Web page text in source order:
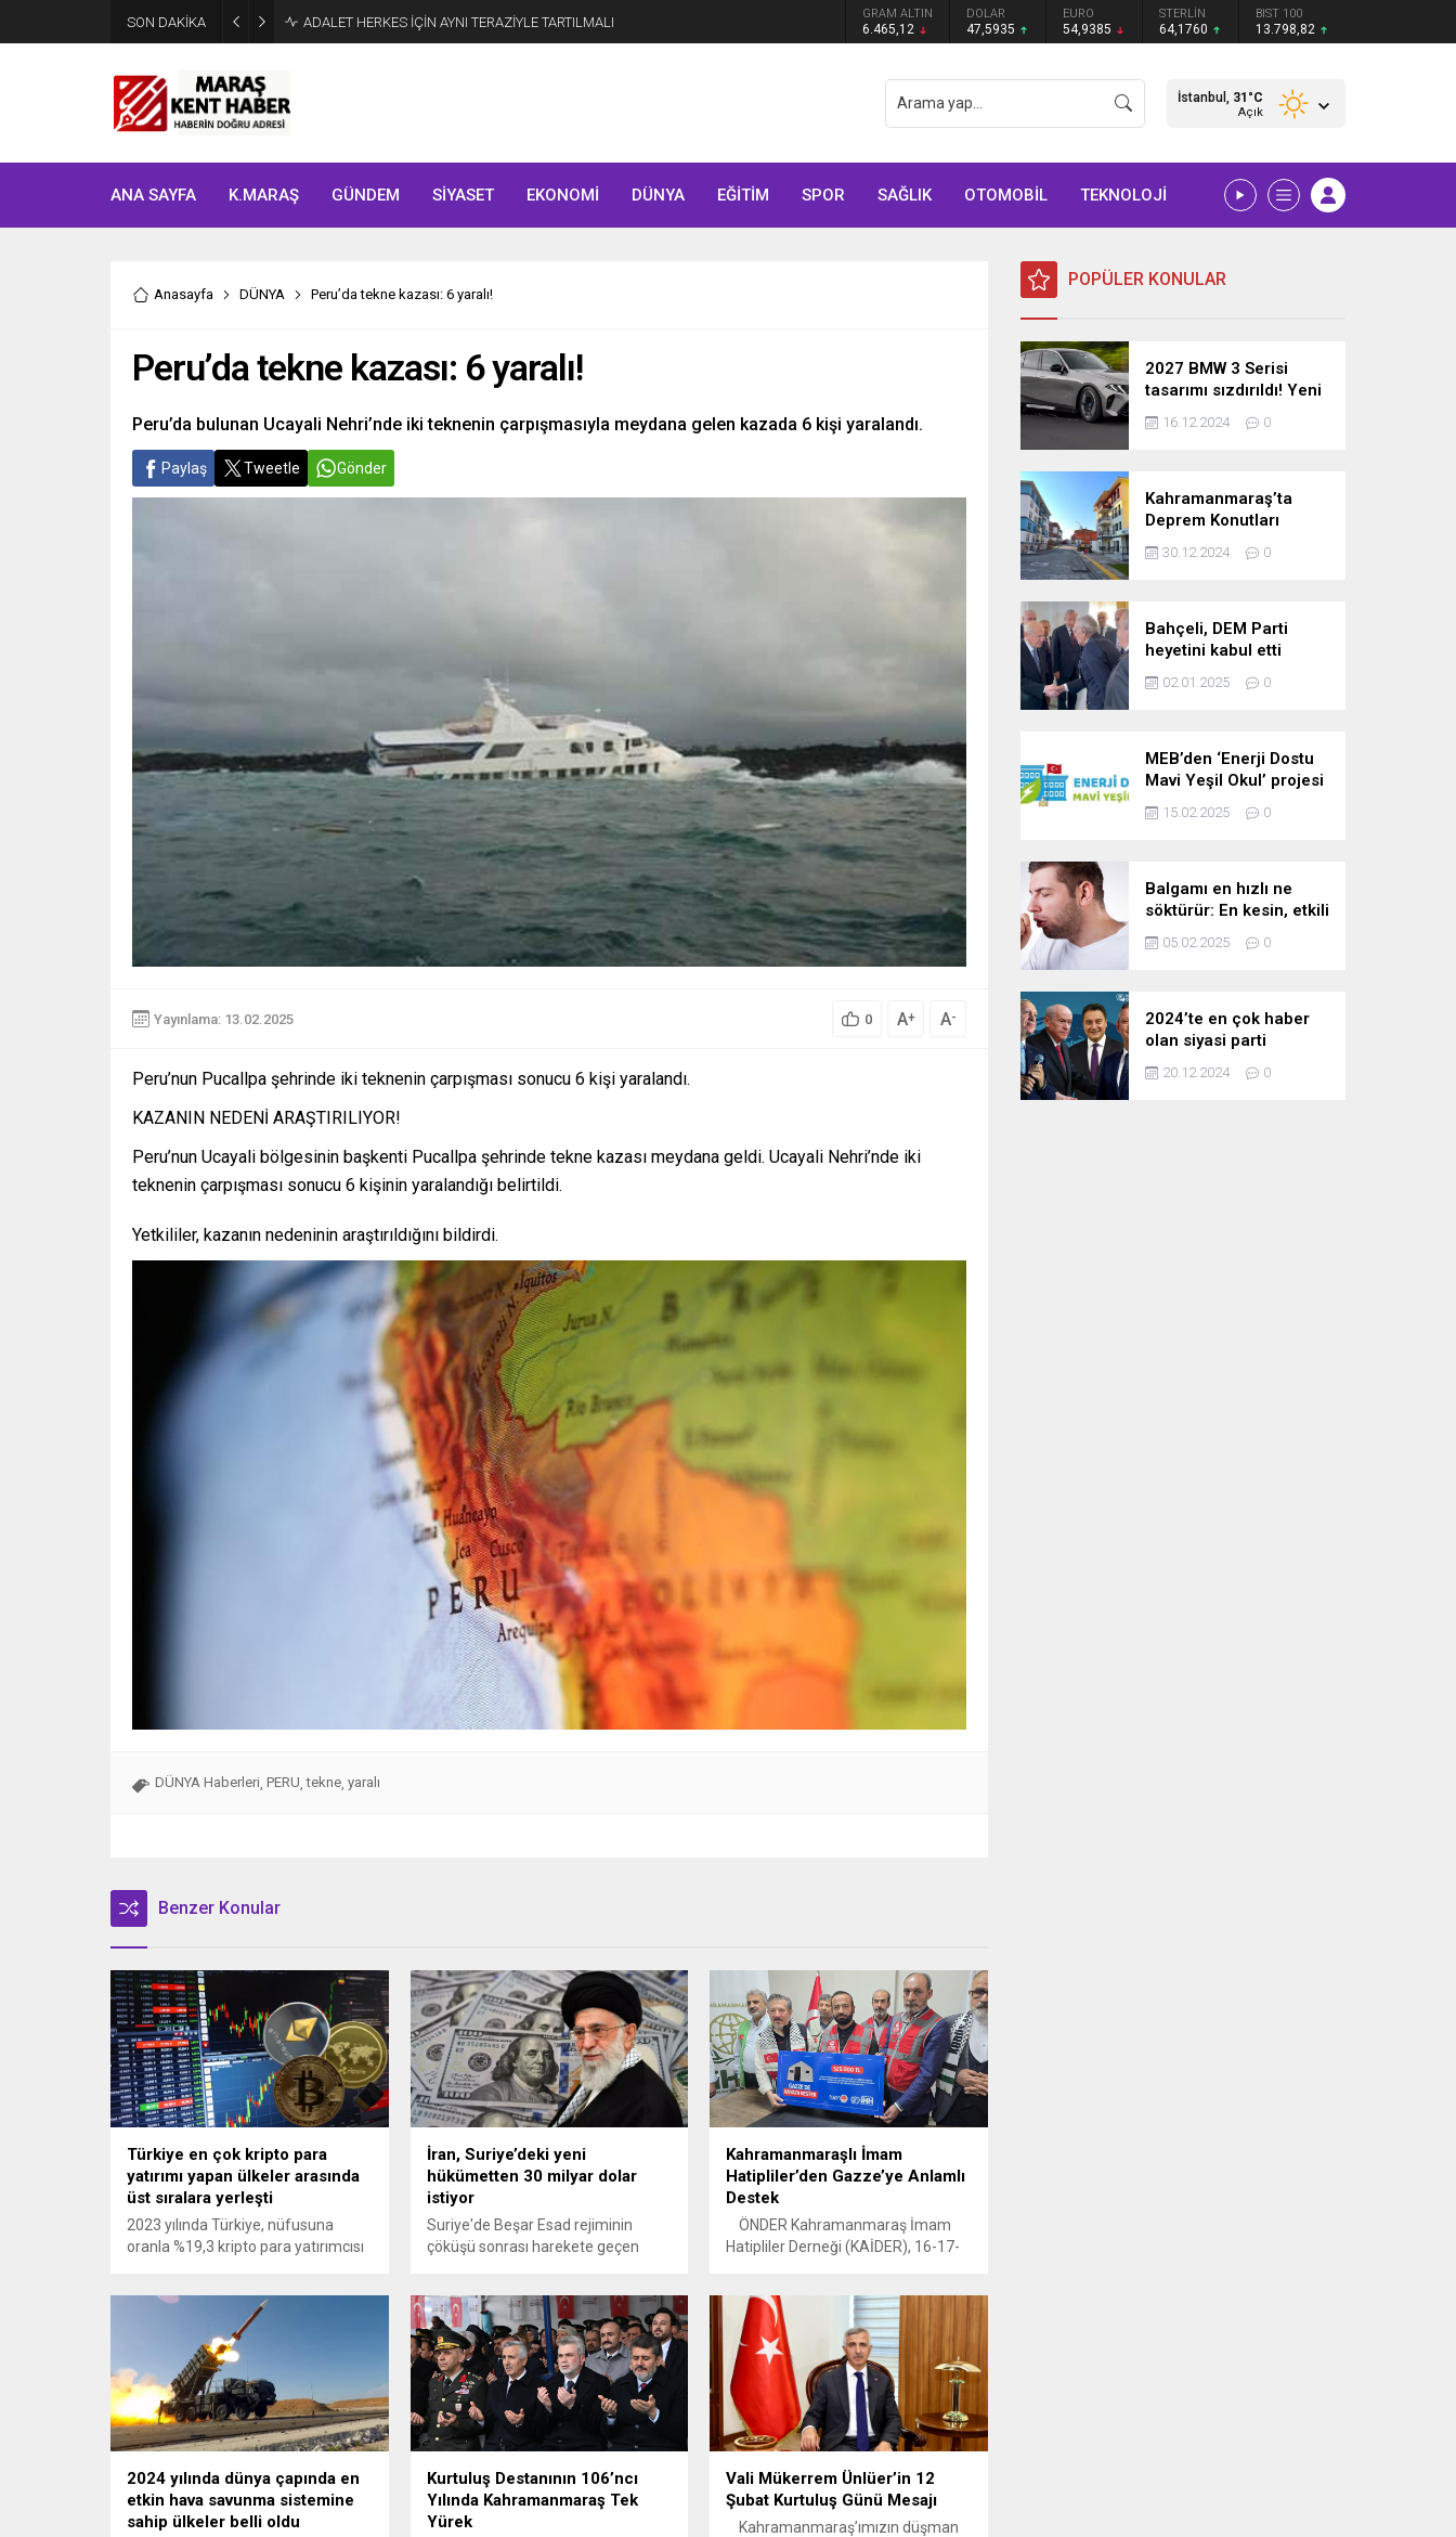
SON DAKİKA Tahliye Kararı Sonrası Kahramanmaraş’ta Tek Soru: Diğerleri neden İçeride? GRAM ALTIN
6.465,12
DOLAR
47,5935
EURO
54,9385
STERLİN
64,1760
BIST 100
13.798,82
İstanbul, 31 °C
Açık
ANA SAYFA K.MARAŞ GÜNDEM SİYASET EKONOMİ DÜNYA EĞİTİM SPOR SAĞLIK OTOMOBİL TEKNOLOJİ
Anasayfa DÜNYA Peru’da tekne kazası: 6 yaralı!
Peru’da tekne kazası: 6 yaralı!
Peru’da bulunan Ucayali Nehri’nde iki teknenin çarpışmasıyla meydana gelen kazada 6 kişi yaralandı.
Paylaş Tweetle Gönder
Yayınlama: 13.02.2025 0 A+ A-
Peru’nun Pucallpa şehrinde iki teknenin çarpışması sonucu 6 kişi yaralandı.
KAZANIN NEDENİ ARAŞTIRILIYOR!
Peru’nun Ucayali bölgesinin başkenti Pucallpa şehrinde tekne kazası meydana geldi. Ucayali Nehri’nde iki
teknenin çarpışması sonucu 6 kişinin yaralandığı belirtildi.
Yetkililer, kazanın nedeninin araştırıldığını bildirdi.
DÜNYA Haberleri, PERU,tekne, yaralı
Benzer Konular
Türkiye en çok kripto para
yatırımı yapan ülkeler arasında
üst sıralara yerleşti
2023 yılında Türkiye, nüfusuna
oranla %19,3 kripto para yatırımcısı
yapan global kişi sayısının 420
milyondan 562 milyona yükselmesi
bekleniyor.
İran, Suriye’deki yeni
hükümetten 30 milyar dolar
istiyor
Suriye'de Beşar Esad rejiminin
çöküşü sonrası harekete geçen
ödemesini istiyor. Yapılan
açıklamada "Hükümet değişse bile
İran'ın Suriye üzerindeki
alacaklarından vazgeçilmeyecek"
denildi.
Kahramanmaraşlı İmam
Hatipliler’den Gazze’ye Anlamlı
Destek
ÖNDER Kahramanmaraş İmam
Hatipliler Derneği (KAİDER), 16-17-
Kahramanmaraşlı hayırseverleri bir
araya getirdi hem de mazlum
coğrafyalara umut taşıdı. Üç gün
süren etkinlikte elde edilen gelirlerin
bir kısmı, Gazze’de zor şartlarda
yaşam mücadelesi veren insanlara
destek olmak amacıyla ÖNDER
2024 yılında dünya çapında en
etkin hava savunma sistemine
sahip ülkeler belli oldu
Kurtuluş Destanının 106’ncı
Yılında Kahramanmaraş Tek
Yürek
Vali Mükerrem Ünlüer’in 12
Şubat Kurtuluş Günü Mesajı
Kahramanmaraş’ımızın düşman
POPÜLER KONULAR
2027 BMW 3 Serisi
tasarımı sızdırıldı! Yeni
nesil sedan’dan
şaşırtıcı yenilikler!
16.12.2024 0
Kahramanmaraş’ta
Deprem Konutları
2025’te Teslim Edilecek
30.12.2024 0
Bahçeli, DEM Parti
heyetini kabul etti
02.01.2025 0
MEB’den ‘Enerji Dostu
Mavi Yeşil Okul’ projesi
15.02.2025 0
Balgamı en hızlı ne
söktürür: En kesin, etkili
ve çabuk balgam
söktürücü kür!
05.02.2025 0
2024’te en çok haber
olan siyasi parti
liderleri! Zirvedeki isim
fark attı
20.12.2024 0